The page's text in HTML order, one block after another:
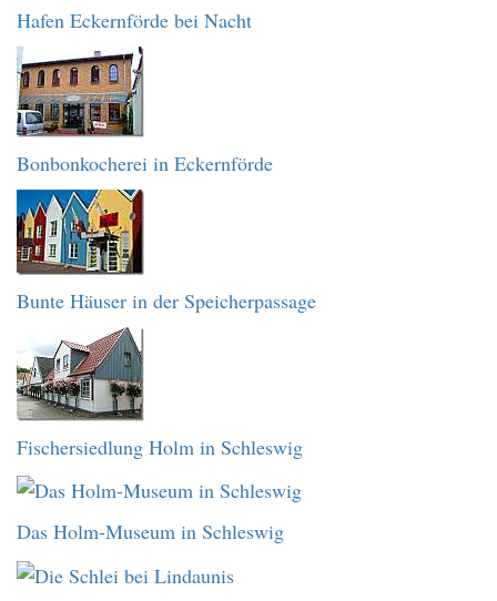
Hafen Eckernförde bei Nacht
Bonbonkocherei in Eckernförde
Bunte Häuser in der Speicherpassage
Fischersiedlung Holm in Schleswig
Das Holm-Museum in Schleswig